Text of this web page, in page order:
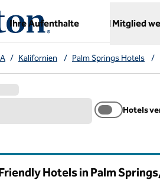
Ihre Aufenthalte Mitglied
/ Kalifornien / Palm Springs Hotels /
Hotels
Hotels in Palm